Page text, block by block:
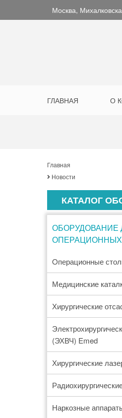
Москва,
ГЛАВНАЯ О
Главная
Новости
КАТАЛОГ
ОБОРУДОВАНИЕ
Oперационные
Медицинские
Хирургические
(ЭХВЧ) Emed
Хирургические
Наркозные